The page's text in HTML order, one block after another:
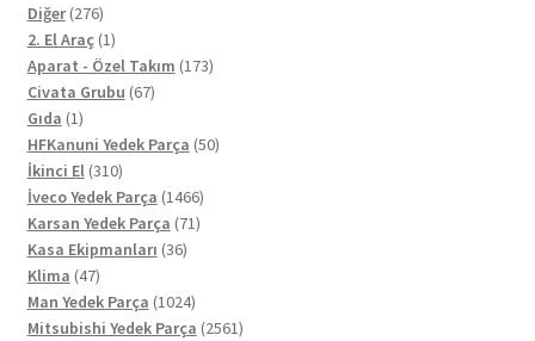
Diğer 276276
ürün
2. El Araç 11
ürün
Aparat - Özel Takım 173173
Civata Grubu 6767
Gıda 11
ürün
HFKanuni Yedek Parça 5050
İkinci El 310310
ürün
İveco Yedek Parça 14661466
ürün
Karsan Yedek Parça 7171
Kasa Ekipmanları 3636
Klima 4747
ürün
Man Yedek Parça 10241024
ürün
Mitsubishi Yedek Parça 25612561